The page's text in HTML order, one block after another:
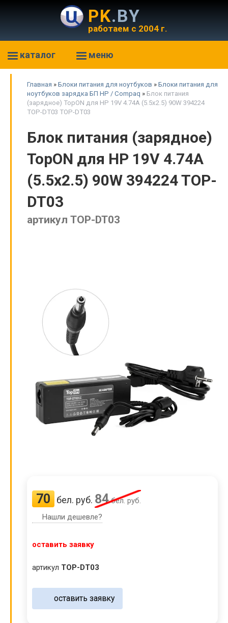
PK.BY
работаем с 2004 г.
каталог меню
Главная » Блоки питания для ноутбуков » Блоки питания для
ноутбуков зарядка БП HP / Compaq » Блок питания
(зарядное) TopON для HP 19V 4.74A (5.5x2.5) 90W 394224
TOP-DT03 TOP-DT03
Блок питания (зарядное)
TopON для HP 19V 4.74A
(5.5x2.5) 90W 394224 TOP-
DT03
артикул TOP-DT03
70 бел. руб. 84бел. руб.
Нашли дешевле?
оставить заявку
артикул TOP-DT03
оставить заявку